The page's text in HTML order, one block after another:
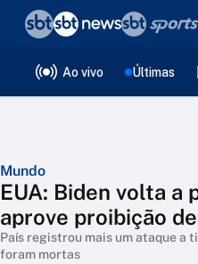
Ao vivo Últimas
Mundo
EUA: Biden volta a
aprove proibição
País registrou mais um ataque a
foram mortas
❮voltar
Editorias